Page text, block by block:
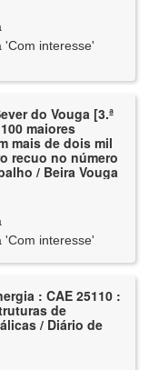
interesse'
do Vouga [3.ª
maiores
mais de dois mil
recuo no número
/ Beira Vouga
interesse'
: CAE 25110 :
de
/ Diário de